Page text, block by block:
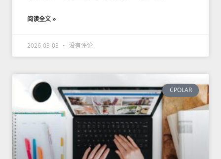
阅读全文 »
2026-03-03 没有评论
CPOLAR